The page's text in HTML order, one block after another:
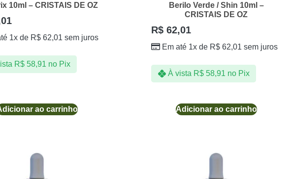
10ml – CRISTAIS DE OZ
1x de R$ 62,01 sem juros
R$58,91 no Pix
ao carrinho
Berilo Verde / Shin 10ml –
CRISTAIS DE OZ
R$ 62,01
Em até 1x de R$ 62,01 sem juros
À vista R$58,91 no Pix
Adicionar ao carrinho